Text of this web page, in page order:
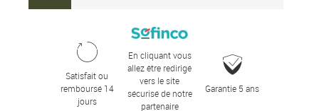
Satisfait ou
remboursé 14
jours
En cliquant vous
allez être redirigé
vers le site
sécurisé de notre
partenaire
Garantie 5 ans